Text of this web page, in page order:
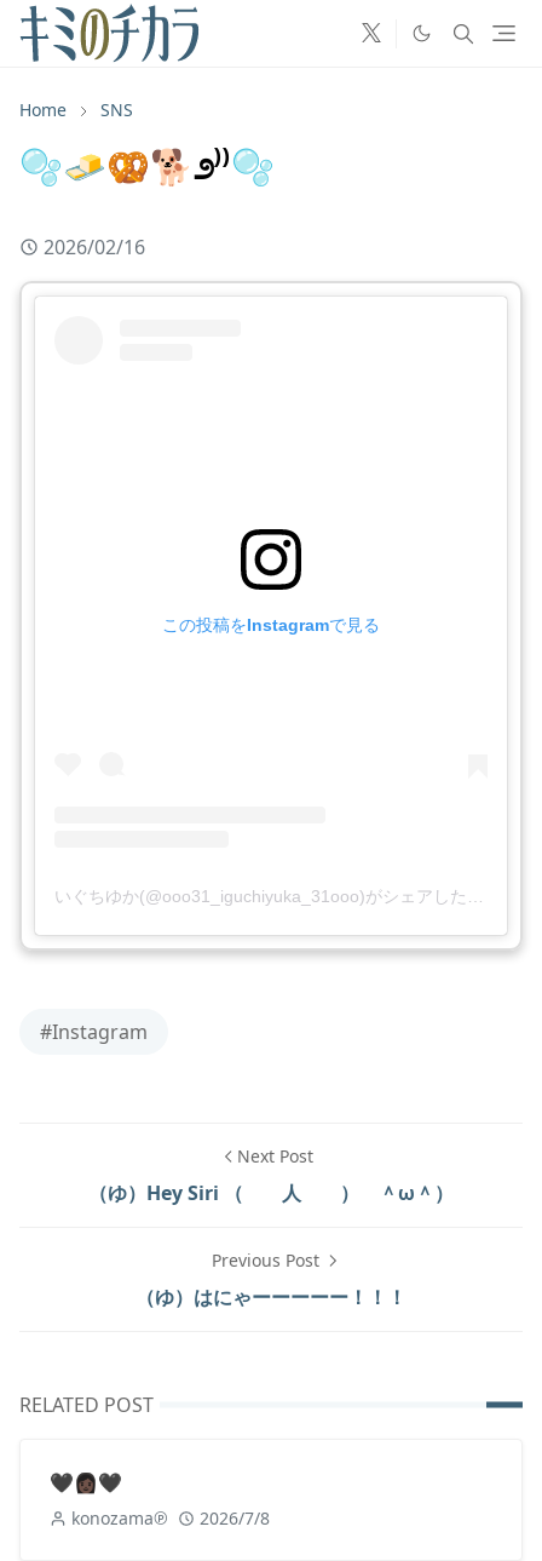
Home SNS
🫧🧈🥨🐕೨⁾⁾🫧
2026/02/16
この投稿をInstagramで見る
#Instagram
Next Post
（ゆ）Hey Siri （ 人 ） ＾ω＾）
Previous Post
（ゆ）はにゃーーーーー！！！
RELATED POST
🖤👩🏿🖤
konozama℗ 2026/7/8